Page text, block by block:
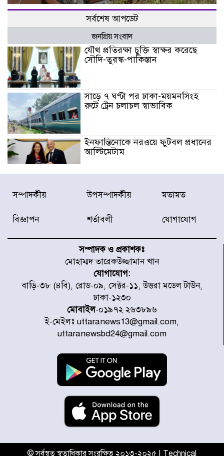
সর্বশেষ আপডেট
জনপ্রিয় সংবাদ
যৌথ প্রতিরক্ষা চুক্তি স্বাক্ষর করেছে
সৌদি-তুরস্ক-পাকিস্তান
সাড়ে ৭ ঘণ্টা পর ঢাকা-ময়মনসিংহ
রুটে ট্রেন চলাচল স্বাভাবিক
ইনফান্তিনোকে নরওয়ে ফুটবল প্রধানের
আল্টিমেটাম
দেশে ভারি বৃষ্টির সতর্কবার্তা, ১০
জেলায় বন্যার পূর্বাভাস
স্থাপনের উদ্যোগ চান মিয়া ব্যাপারীর
৭ জেলায় ঝোড়ো হাওয়াসহ বজ্রবৃষ্টির
শঙ্কা
বগুড়া ও সিলেটে সড়ক দুর্ঘটনায় নিহত
১৫
জুলাইয়ে দেশজুড়ে ৪৫৮টি সড়ক
দুর্ঘটনায় ৪১৬ জন নিহত হয়েছেন
হারিয়ে যাওয়া শিশুকে পরিবারের কাছে
ফিরিয়ে প্রশংসায় ভাসছেন খিলক্ষেত
সম্পাদকীয় উপসম্পাদকীয় মতামত
বিজ্ঞাপন শর্তাবলী যোগাযোগ
সম্পাদক ও প্রকাশকঃ
মোহাম্মদ তারেকউজ্জামান খান
যোগাযোগ:
বাড়ি-৩৮ (৪বি), রোড-০৯, সেক্টর-১১, উত্তরা মডেল টাউন,
ঢাকা-১২৩০
মোবাইল-০১৯৭২ ২৬৩৮৯৬
ই-মেইলঃ uttaranews13@gmail.com,
uttaranewsbd24@gmail.com
© সর্বস্বত্ব স্বত্বাধিকার সংরক্ষিত ২০১৩-২০২৫ | Technical